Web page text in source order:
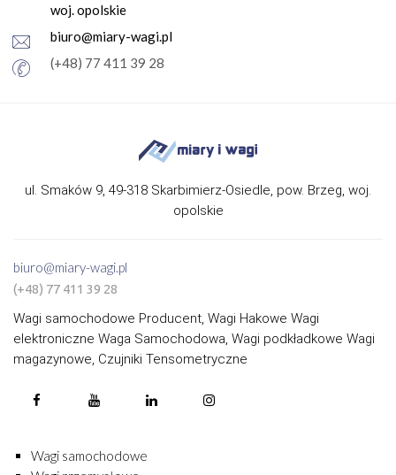
woj. opolskie
biuro@miary-wagi.pl
(+48) 77 411 39 28
ul. Smaków 9, 49-318 Skarbimierz-Osiedle, pow. Brzeg, woj.
opolskie
biuro@miary-wagi.pl
(+48) 77 411 39 28
Wagi samochodowe Producent, Wagi Hakowe Wagi
elektroniczne Waga Samochodowa, Wagi podkładkowe Wagi
magazynowe, Czujniki Tensometryczne
Wagi samochodowe